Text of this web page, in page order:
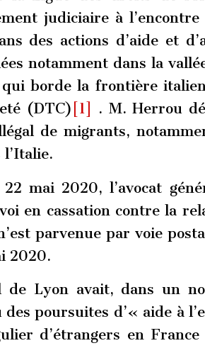
judiciaire à l’encontre
des actions d’aide et
notamment dans la
borde la frontière
(DTC) [1]
. M. Herrou
de migrants,
mai 2020, l’avocat
en cassation contre la
parvenue par voie
2020.
Lyon avait, dans un
poursuites d’« aide à
d’étrangers en